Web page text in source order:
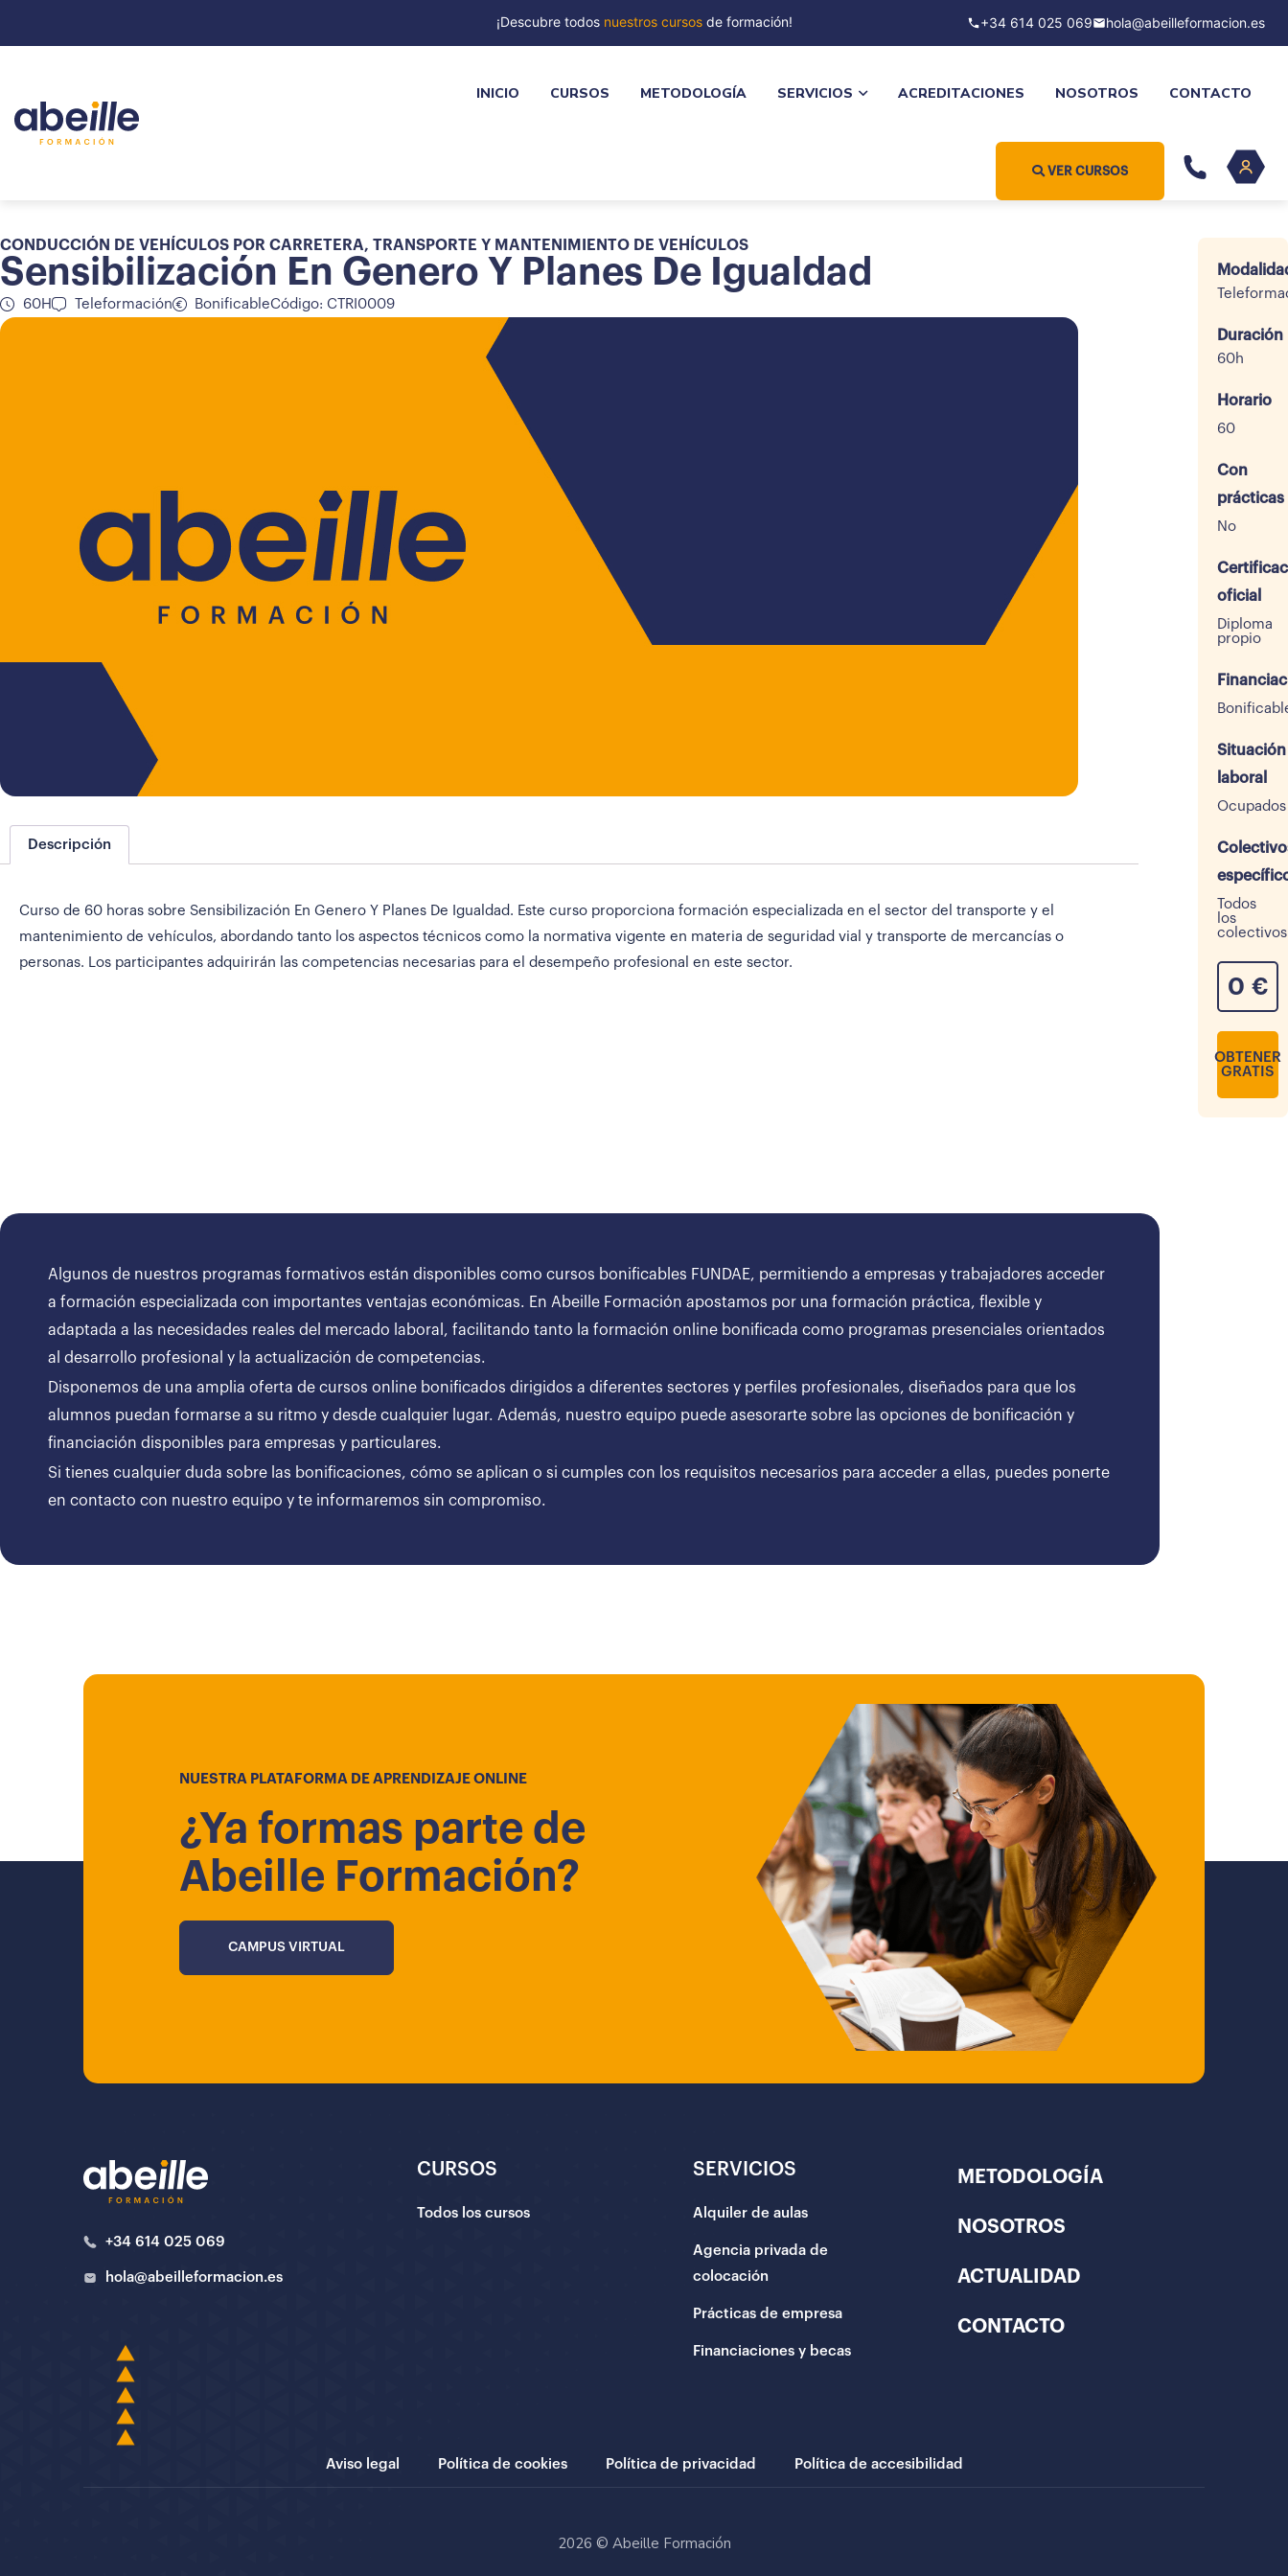
¡Descubre todos nuestros cursosde formación! +34 614 025 069 hola@abeilleformacion.es
INICIO CURSOS METODOLOGÍA SERVICIOS ACREDITACIONES NOSOTROS CONTACTO
VER CURSOS
CONDUCCIÓN DE VEHÍCULOS POR CARRETERA, TRANSPORTE Y MANTENIMIENTO DE VEHÍCULOS
Sensibilización En Genero Y Planes De Igualdad
60H Teleformación BonificableCódigo: CTRI0009
Descripción
Curso de 60 horas sobre Sensibilización En Genero Y Planes De Igualdad. Este curso proporciona formación especializada en el sector del transporte y el
mantenimiento de vehículos, abordando tanto los aspectos técnicos como la normativa vigente en materia de seguridad vial y transporte de mercancías o
personas. Los participantes adquirirán las competencias necesarias para el desempeño profesional en este sector.
Duración
60h
Horario
60
Con
prácticas
No
oficial
Diploma
propio
Situación
laboral
Ocupados
Todos
los
colectivos
0 €
OBTENER
GRATIS
Algunos de nuestros programas formativos están disponibles como cursos bonificables FUNDAE, permitiendo a empresas y trabajadores acceder
a formación especializada con importantes ventajas económicas. En Abeille Formación apostamos por una formación práctica, flexible y
adaptada a las necesidades reales del mercado laboral, facilitando tanto la formación online bonificada como programas presenciales orientados
al desarrollo profesional y la actualización de competencias.
Disponemos de una amplia oferta de cursos online bonificados dirigidos a diferentes sectores y perfiles profesionales, diseñados para que los
alumnos puedan formarse a su ritmo y desde cualquier lugar. Además, nuestro equipo puede asesorarte sobre las opciones de bonificación y
financiación disponibles para empresas y particulares.
Si tienes cualquier duda sobre las bonificaciones, cómo se aplican o si cumples con los requisitos necesarios para acceder a ellas, puedes ponerte
en contacto con nuestro equipo y te informaremos sin compromiso.
NUESTRA PLATAFORMA DE APRENDIZAJE ONLINE
¿Ya formas parte de
Abeille Formación?
CAMPUS VIRTUAL
+34 614 025 069
hola@abeilleformacion.es
CURSOS
Todos los cursos
SERVICIOS
Alquiler de aulas
Agencia privada de
colocación
Prácticas de empresa
Financiaciones y becas
METODOLOGÍA
NOSOTROS
ACTUALIDAD
CONTACTO
Aviso legal Política de cookies Política de privacidad Política de accesibilidad
2026 © Abeille Formación